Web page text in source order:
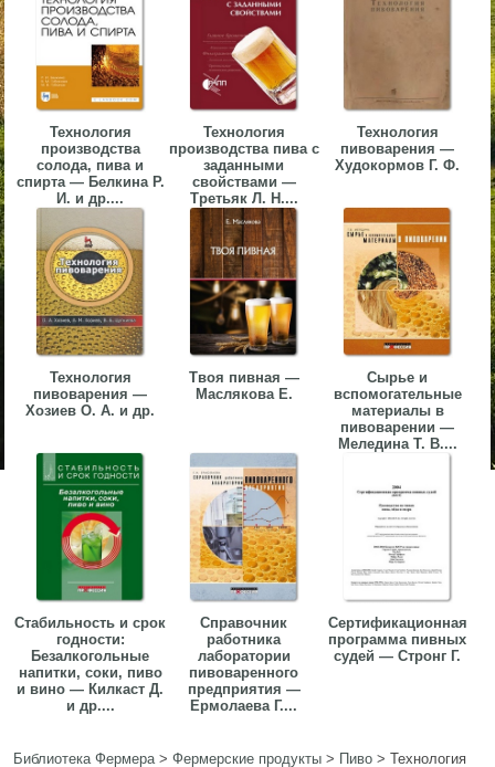
Технология
производства
солода, пива и
спирта — Белкина Р.
И. и др....
Технология
производства пива с
заданными
свойствами —
Третьяк Л. Н....
Технология
пивоварения —
Худокормов Г. Ф.
Технология
пивоварения —
Хозиев О. А. и др.
Твоя пивная —
Маслякова Е.
Сырье и
вспомогательные
материалы в
пивоварении —
Меледина Т. В....
Стабильность и срок
годности:
Безалкогольные
напитки, соки, пиво
и вино — Килкаст Д.
и др....
Справочник
работника
лаборатории
пивоваренного
предприятия —
Ермолаева Г....
Сертификационная
программа пивных
судей — Стронг Г.
Библиотека Фермера>Фермерские продукты > Пиво >Технология
▼